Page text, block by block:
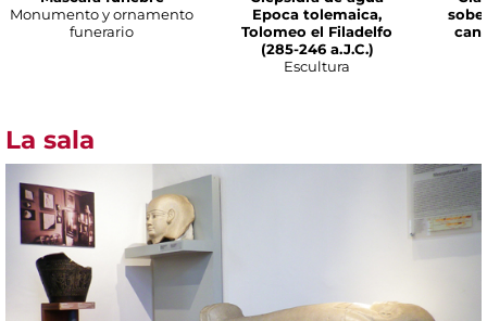
Monumento y ornamento
funerario
Epoca tolemaica,
Tolomeo el Filadelfo
(285-246 a.J.C.)
Escultura
La sala